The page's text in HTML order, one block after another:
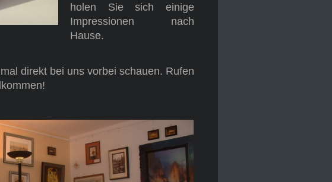
holen Sie sich einige
Impressionen nach
Hause.
direkt bei uns vorbei schauen. Rufen